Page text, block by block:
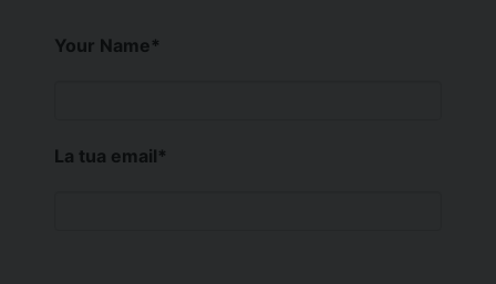
Your Name*
La tua email*